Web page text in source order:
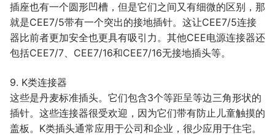
插座也有一个圆形凹槽，但是它们之间又有细微的区别，那
就是CEE7/5带有一个突出的接地插针。这让CEE7/5连接
器比前者更加安全也更具有吸引力。其他CEE电源连接器还
包括CEE7/7、CEE7/16和CEE7/16无接地插头等。
9. K类连接器
这些是丹麦标准插头。它们包含3个等距呈等边三角形状的
插针。这些连接器很受欢迎，因为它们带有防止儿童触摸的
盖板。K类插头通常应用于公司和企业，很少应用于住宅。